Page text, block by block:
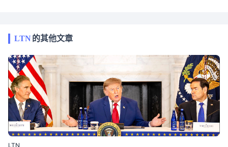
LTN的其他文章
LTN